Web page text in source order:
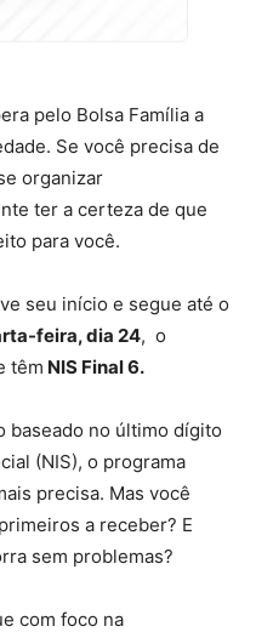
pelo Bolsa Família a
Se você precisa de
organizar
ter a certeza de que
para você.
seu início e segue até o
feira, dia 24, o
têm NIS Final 6.
baseado no último dígito
(NIS), o programa
precisa. Mas você
a receber? E
sem problemas?
com foco na